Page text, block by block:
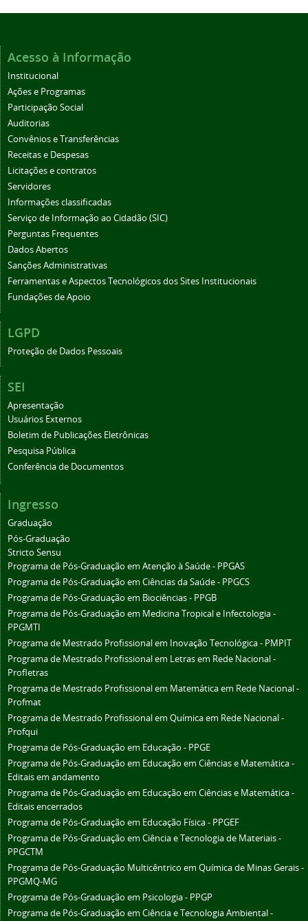
Acesso à Informação
Institucional
Ações e Programas
Participação Social
Auditorias
Convênios e Transferências
Receitas e Despesas
Licitações e contratos
Servidores
Informações classificadas
Serviço de Informação ao Cidadão (SIC)
Perguntas Frequentes
Dados Abertos
Sanções Administrativas
Ferramentas e Aspectos Tecnológicos dos Sites Institucionais
Fundações de Apoio
LGPD
Proteção de Dados Pessoais
SEI
Apresentação
Usuários Externos
Boletim de Publicações Eletrônicas
Pesquisa Pública
Conferência de Documentos
Ingresso
Graduação
Pós-Graduação
Stricto Sensu
Programa de Pós-Graduação em Atenção à Saúde - PPGAS
Programa de Pós-Graduação em Ciências da Saúde - PPGCS
Programa de Pós-Graduação em Biociências - PPGB
Programa de Pós-Graduação em Medicina Tropical e Infectologia -
PPGMTI
Programa de Mestrado Profissional em Inovação Tecnológica - PMPIT
Programa de Mestrado Profissional em Letras em Rede Nacional -
Profletras
Programa de Mestrado Profissional em Matemática em Rede Nacional -
Profmat
Programa de Mestrado Profissional em Química em Rede Nacional -
Profqui
Programa de Pós-Graduação em Educação - PPGE
Programa de Pós-Graduação em Educação em Ciências e Matemática -
Editais em andamento
Programa de Pós-Graduação em Educação em Ciências e Matemática -
Editais encerrados
Programa de Pós-Graduação em Educação Física - PPGEF
Programa de Pós-Graduação em Ciência e Tecnologia de Materiais -
PPGCTM
Programa de Pós-Graduação Multicêntrico em Química de Minas Gerais -
PPGMQ-MG
Programa de Pós-Graduação em Psicologia - PPGP
Programa de Pós-Graduação em Ciência e Tecnologia Ambiental -